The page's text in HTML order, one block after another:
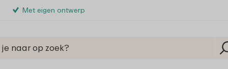
Met eigen ontwerp